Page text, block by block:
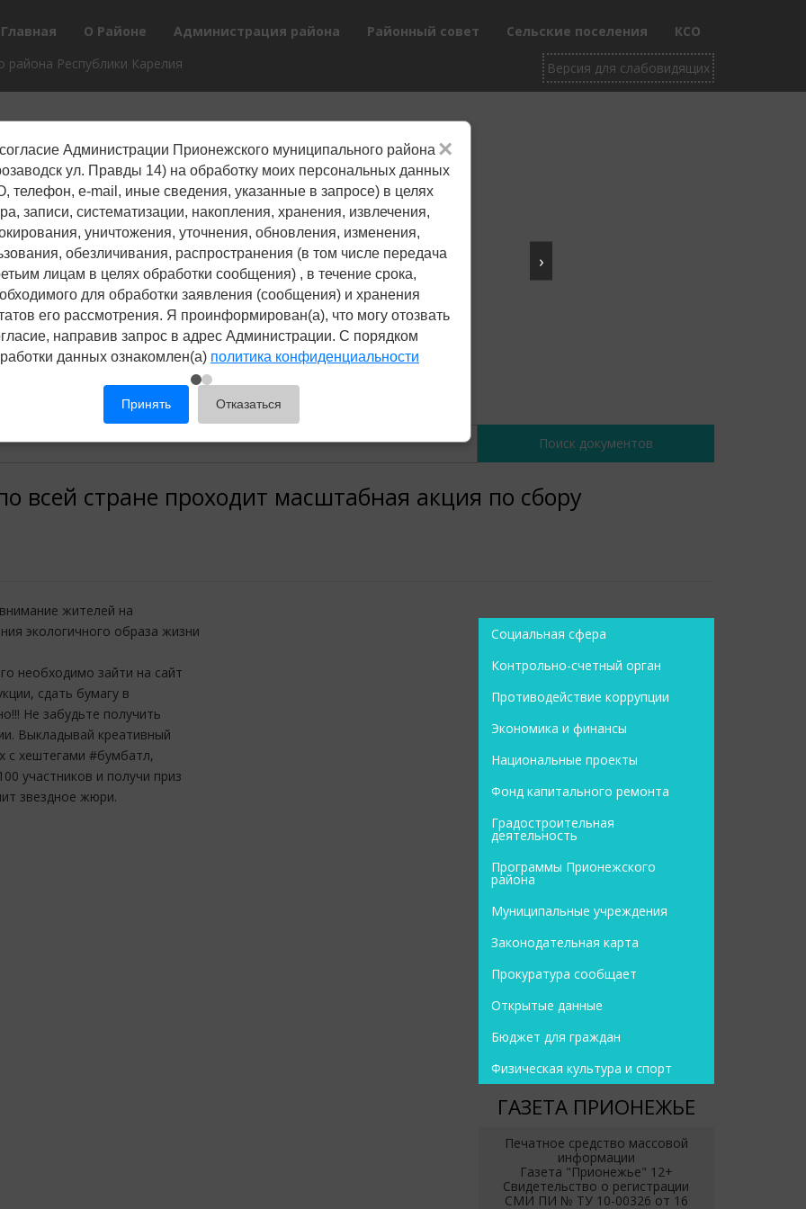
×
Администрации Прионежского муниципального района
ул. Правды 14) на обработку моих персональных данных
телефон, е-mail, иные сведения, указанные в запросе) в целях
записи, систематизации, накопления, хранения, извлечения,
уничтожения, уточнения, обновления, изменения,
обезличивания, распространения (в том числе передача
лицам в целях обработки сообщения) , в течение срока,
для обработки заявления (сообщения) и хранения
его рассмотрения. Я проинформирован(а), что могу отозвать
направив запрос в адрес Администрации. С порядком
данных ознакомлен(а) политика конфиденциальности
Принять Отказаться
Главная О Районе Администрация района Районный совет Сельские поселения
КСО
Республики Карелия
›
всей стране проходит масштабная акция по сбору
жителей на
экологичного образа жизни
необходимо зайти на сайт
сдать бумагу в
Не забудьте получить
Выкладывай креативный
с хештегами #бумбатл,
участников и получи приз
звездное жюри.
Социальная сфера
Контрольно-счетный орган
Противодействие коррупции
Экономика и финансы
Национальные проекты
Фонд капитального ремонта
Градостроительная
деятельность
Программы Прионежского
района
Муниципальные учреждения
Законодательная карта
Прокуратура сообщает
Открытые данные
Бюджет для граждан
Физическая культура и спорт
ГАЗЕТА ПРИОНЕЖЬЕ
Печатное средство массовой
информации
Газета "Прионежье" 12+
Свидетельство о регистрации
СМИ ПИ № ТУ 10-00326 от 16